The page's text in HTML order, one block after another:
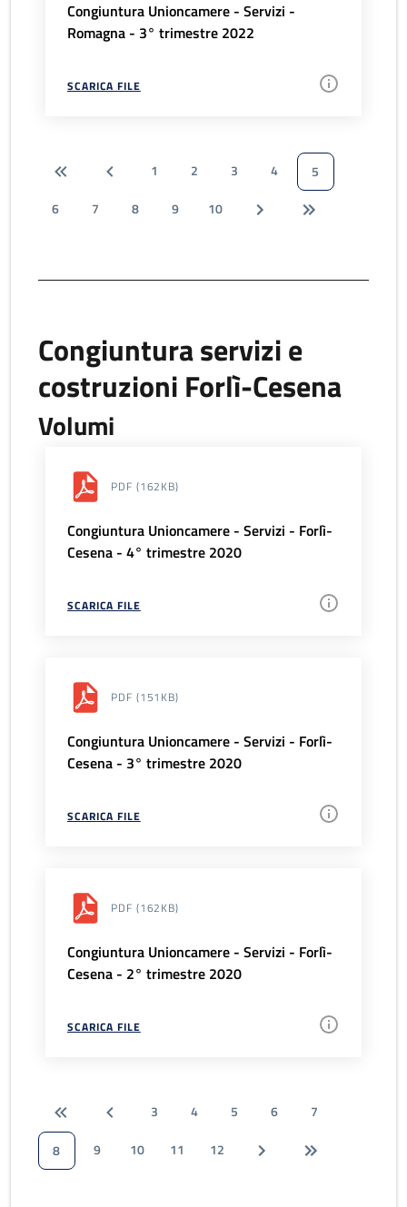
Congiuntura Unioncamere - Servizi -
Romagna - 3° trimestre 2022
SCARICA FILE
1 2 3 4
5
6
7 8 9 10
Congiuntura servizi e
costruzioni Forlì-Cesena
Volumi
PDF (162KB)
Congiuntura Unioncamere - Servizi - Forlì-
Cesena - 4° trimestre 2020
SCARICA FILE
PDF (151KB)
Congiuntura Unioncamere - Servizi - Forlì-
Cesena - 3° trimestre 2020
SCARICA FILE
PDF (162KB)
Congiuntura Unioncamere - Servizi - Forlì-
Cesena - 2° trimestre 2020
SCARICA FILE
3 4 5 6
7
8
9 10 11 12